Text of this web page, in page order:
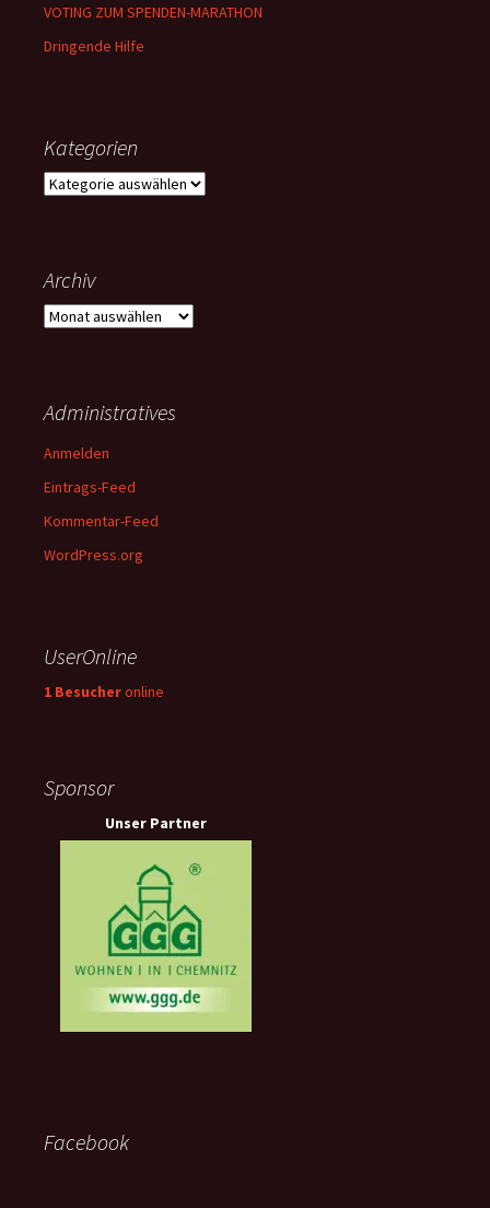
VOTING ZUM SPENDEN-MARATHON
Dringende Hilfe
Kategorien
Kategorien
Archiv
Archiv
Administratives
Anmelden
Eintrags-Feed
Kommentar-Feed
WordPress.org
UserOnline
1 Besucheronline
Sponsor
Unser Partner
Facebook